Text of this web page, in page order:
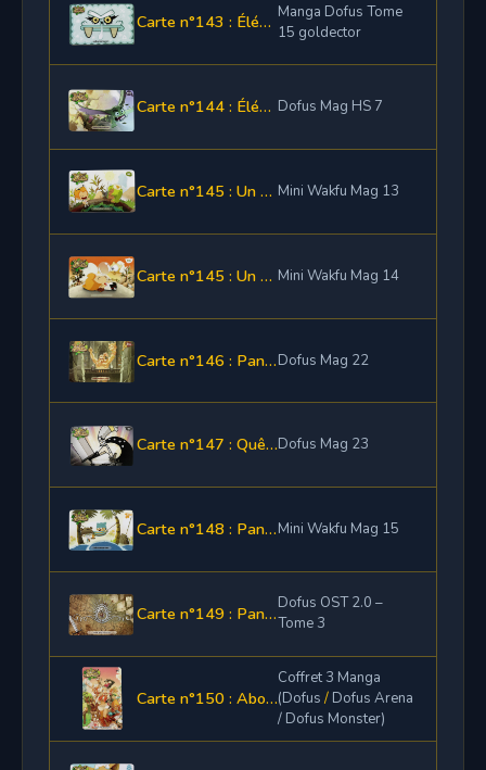
Carte n°143 : Élément de la Panopilozité Manga Dofus Tome
15 goldector
Carte n°144 : Élément de panoplie Nokio Dofus Mag HS 7
Carte n°145 : Un élément de la Citronoplie Mini Wakfu Mag 13
Carte n°145 : Un élément de la panoplie Peggy la Porkass Mini Wakfu Mag 14
Carte n°146 : Pano Boufton Rouge ou Pano Real BoitarDofus Mag 22
Carte n°147 : Quêtes "Sur les traces de Goultard"Dofus Mag 23
Carte n°148 : Panoplie du Bois de l’EstMini Wakfu Mag 15
Carte n°149 : Panoplie de DaniouleDofus OST 2.0 –
Tome 3
Carte n°150 : Abonnement 1 mois
Coffret 3 Manga
(Dofus / Dofus Arena
/ Dofus Monster)